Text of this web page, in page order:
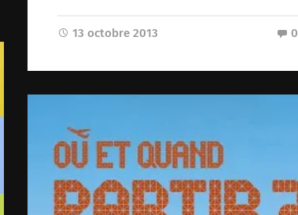
13 octobre 2013 0